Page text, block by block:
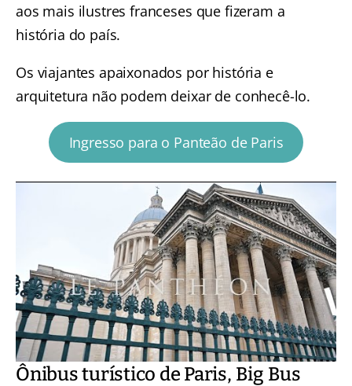
aos mais ilustres franceses que fizeram a
história do país.
Os viajantes apaixonados por história e
arquitetura não podem deixar de conhecê-lo.
Ingresso para o Panteão de Paris
Ônibus turístico de Paris, Big Bus